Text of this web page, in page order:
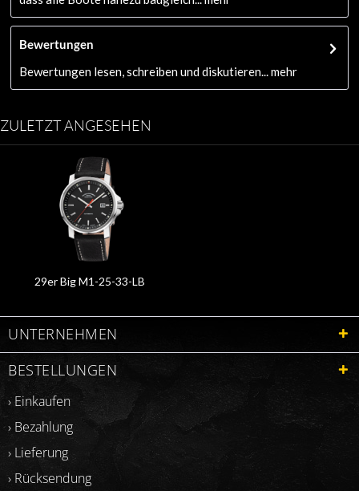
Bewertungen
Bewertungen lesen, schreiben und diskutieren...
mehr
ZULETZT ANGESEHEN
29er Big M1-25-33-LB
UNTERNEHMEN
BESTELLUNGEN
› Einkaufen
› Bezahlung
› Lieferung
› Rücksendung